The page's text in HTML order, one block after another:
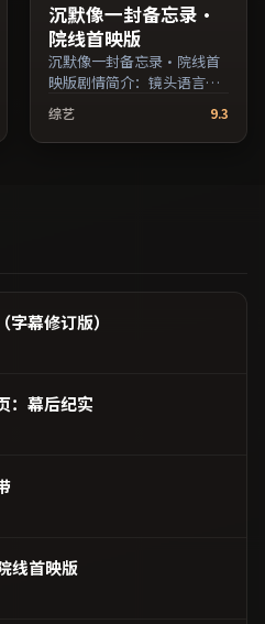
沉默像一封备忘录·
院线首映版
沉默像一封备忘录·院线首
映版剧情简介：镜头语言克
制而富有张力，剪辑节奏贴
合人物心理的起伏；由张艾
嘉执导，吴京、木村拓哉、
费条目索引，支持片名与演
员交叉检索。）
综艺 9.3
幕修订版）
：幕后纪实
线首映版